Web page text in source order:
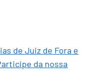
de Juiz de Fora e
da nossa